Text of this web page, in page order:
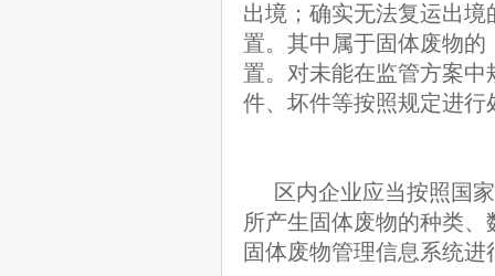
出境；确实无法复运出
置。其中属于固体废物
置。对未能在监管方案
件、坏件等按照规定进
区内企业应当按照国
所产生固体废物的种类
固体废物管理信息系统进